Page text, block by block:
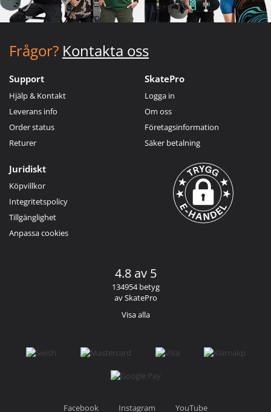
Frågor? Kontakta oss
Support
Hjälp & Kontakt
Leverans info
Order status
Returer
SkatePro
Logga in
Om oss
Företagsinformation
Säker betalning
Juridiskt
Köpvillkor
Integritetspolicy
Tillgänglighet
Anpassa cookies
4.8 av 5
134954 betyg
av SkatePro
Visa alla
Facebook Instagram YouTube